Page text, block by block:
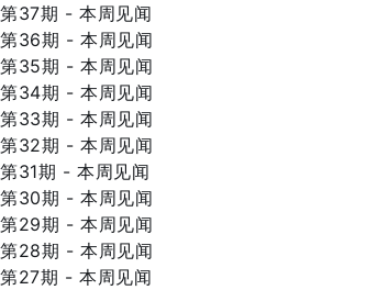
第37期 - 本周见闻
第36期 - 本周见闻
第35期 - 本周见闻
第34期 - 本周见闻
第33期 - 本周见闻
第32期 - 本周见闻
第31期 - 本周见闻
第30期 - 本周见闻
第29期 - 本周见闻
第28期 - 本周见闻
第27期 - 本周见闻